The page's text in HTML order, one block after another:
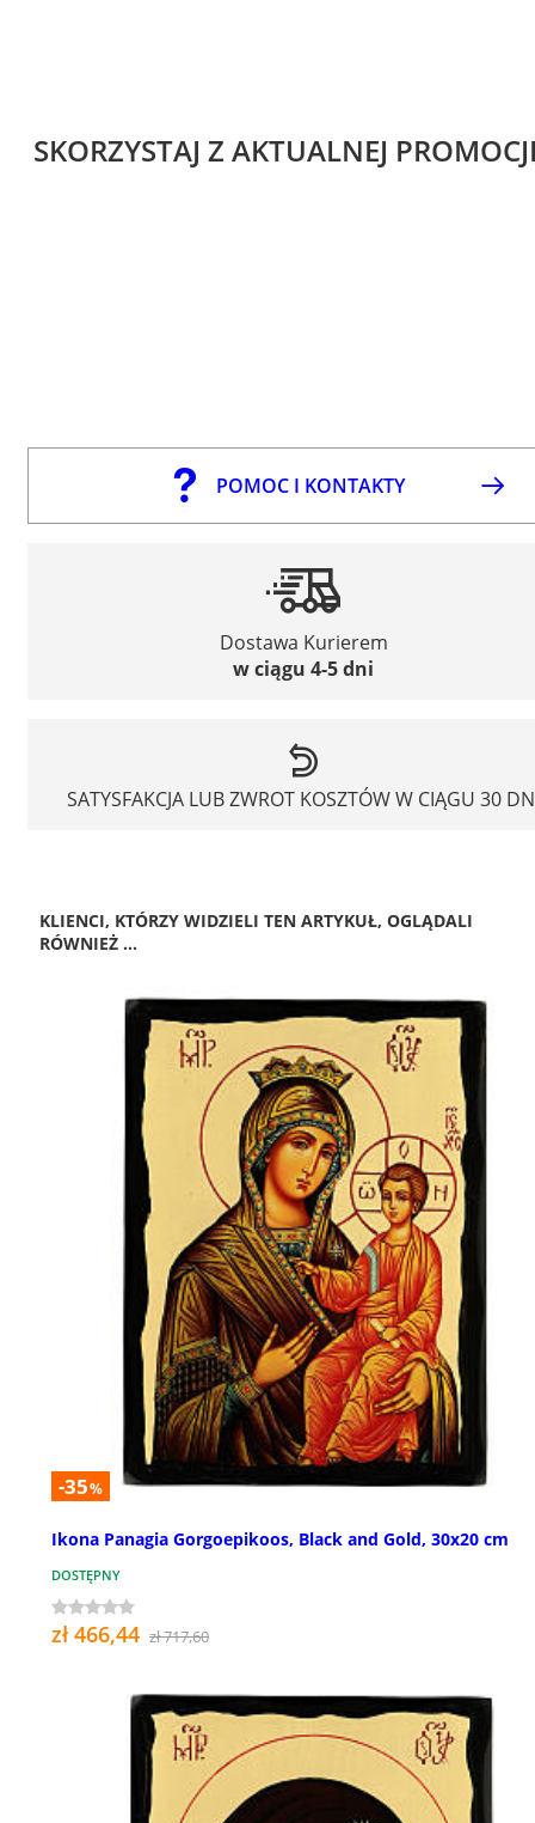
SKORZYSTAJ Z AKTUALNEJ
POMOC I KONTAKTY
Dostawa Kurierem
w ciągu 4-5 dni
SATYSFAKCJA LUB ZWROT KOSZTÓW W CIĄGU 30
KLIENCI, KTÓRZY WIDZIELI TEN ARTYKUŁ, OGLĄDALI
RÓWNIEŻ ...
-35%
Ikona Panagia Gorgoepikoos, Black and Gold, 30x20 cm
DOSTĘPNY
zł 466,44 zł 717,60